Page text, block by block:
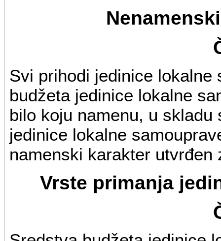
Svi prihodi jedinice lokalne
budžeta jedinice lokalne
bilo koju namenu, u
jedinice lokalne
namenski karakter utvrđen
Vrste primanja